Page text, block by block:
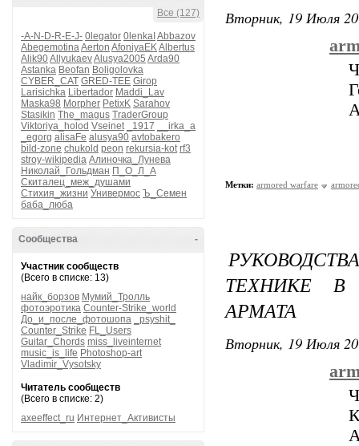
Все (127)
-A-N-D-R-E-J- 0legator 0lenkaI Abbazov
AbegemotinaAerton AfoniyaEKAlbertus
Alik90AllyukaevAlusya2005 Arda90
Astanka Beofan Boligolovka
CYBER_CAT GRED-TEE Girop
Larisichka Libertador Maddi_Lav
Maska98 Morpher PetixK Sarahov
Stasikin The_magus TraderGroup
Viktoriya_holod Vseinet _1917
__irka_a
_egorg alisaFe alusya90 avtobakero
bild-zone chukold peon rekursia-kot rf3
stroy-wikipedia Алиночка_Лунева
Николай_Гольдман П_О_Л_А
Скиталец_меж_душами
Стихия_жизни Универмос Ъ_Семен
баба_люба
-
Сообщества
Участник сообществ
(Всего в списке: 13)
найк_борзов Мумий_Тролль
фотоэротика Counter-Strike_world
До_и_после_фотошопа
_psyshit_
Counter_Strike FL_Users
Guitar_Chords miss_liveinternet
music_is_life Photoshop-art
Vladimir_Vysotsky
Читатель сообществ
(Всего в списке: 2)
axeeffect_ru Интернет_Активисты
Вторник, 19 Июля
Метки: armored warfare
ТЕХНИКЕ В
АРМАТА
Вторник, 19 Июля